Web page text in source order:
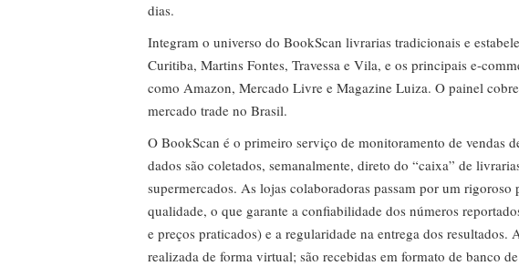
dias.
Integram o universo do BookScan livrarias tradicionais e
Curitiba, Martins Fontes, Travessa e Vila, e os principais e-
como Amazon, Mercado Livre e Magazine Luiza. O painel
mercado trade no Brasil.
O BookScan é o primeiro serviço de monitoramento de vendas
dados são coletados, semanalmente, direto do “caixa” de
supermercados. As lojas colaboradoras passam por um rigoroso
qualidade, o que garante a confiabilidade dos números
e preços praticados) e a regularidade na entrega dos resultados.
realizada de forma virtual; são recebidas em formato de banco